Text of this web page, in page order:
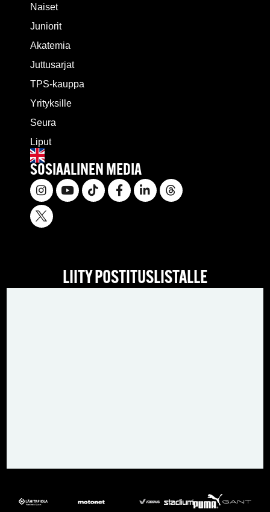
Naiset
Juniorit
Akatemia
Juttusarjat
TPS-kauppa
Yrityksille
Seura
Liput
SOSIAALINEN MEDIA
LIITY POSTITUSLISTALLE